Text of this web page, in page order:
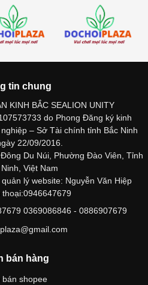
tin chung
KINH BẮC SEALION UNITY
do Phong Đăng ký kinh
– Sở Tài chính tỉnh Bắc Ninh
22/09/2016.
Du Núi, Phường Đào Viên, Tỉnh
Việt Nam
lý website: Nguyễn Văn Hiệp
thoại:0946647679
0369086846 - 0886907679
bán hàng
bán shopee